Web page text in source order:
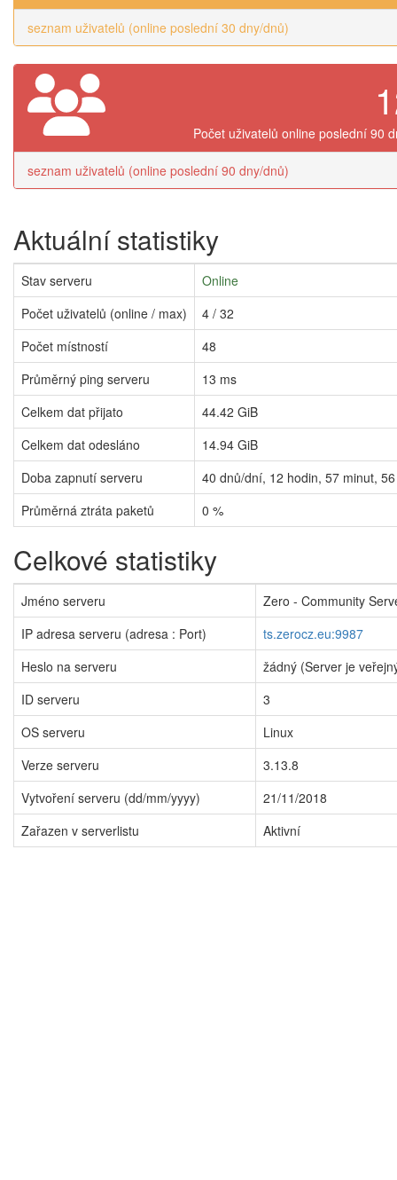
seznam uživatelů (online poslední 30 dny/dnů)
Počet uživatelů online poslední 90
seznam uživatelů (online poslední 90 dny/dnů)
Aktuální statistiky
Stav serveru
Online
Počet uživatelů (online / max)
4 / 32
Počet místností
48
Průměrný ping serveru
13 ms
Celkem dat přijato
44.42 GiB
Celkem dat odesláno
14.94 GiB
Doba zapnutí serveru
40 dnů/dní, 12 hodin, 57 minut, 56
Průměrná ztráta paketů
0 %
Celkové statistiky
Jméno serveru
Zero - Community
IP adresa serveru (adresa : Port)
ts.zerocz.eu:9987
Heslo na serveru
žádný (Server je
ID serveru
3
OS serveru
Linux
Verze serveru
3.13.8
Vytvoření serveru (dd/mm/yyyy)
21/11/2018
Zařazen v serverlistu
Aktivní